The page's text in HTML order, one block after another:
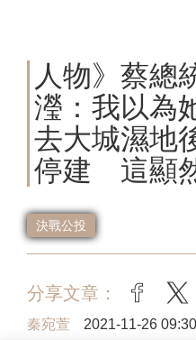
人物》蔡總
瀅：我以為
去大城濕地
停建 這顯
決戰公投
分享文章：
秦宛萱 2021-11-26 09:30